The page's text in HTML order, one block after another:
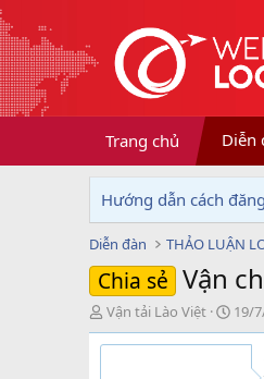
Trang chủ Diễn
Hướng dẫn cách
Diễn đàn THẢO LUẬN
Chia sẻ Vận
T
h
r
Vận tải Lào Việt
N
g
à
19/